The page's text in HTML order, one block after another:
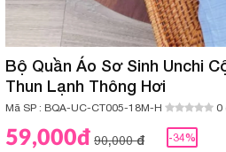
Bộ Quần Áo Sơ Sinh Unchi
Thun Lạnh Thông Hơi
Mã SP : BQA-UC-CT005-18M-H 0
59,000đ 90,000 đ -34%